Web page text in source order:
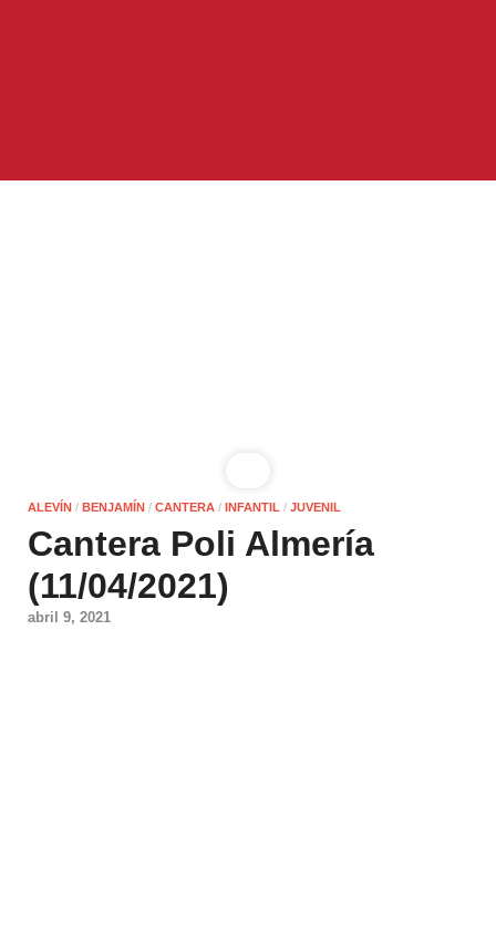
ALEVÍN / BENJAMÍN / CANTERA / INFANTIL / JUVENIL
Cantera Poli Almería
(11/04/2021)
abril 9, 2021